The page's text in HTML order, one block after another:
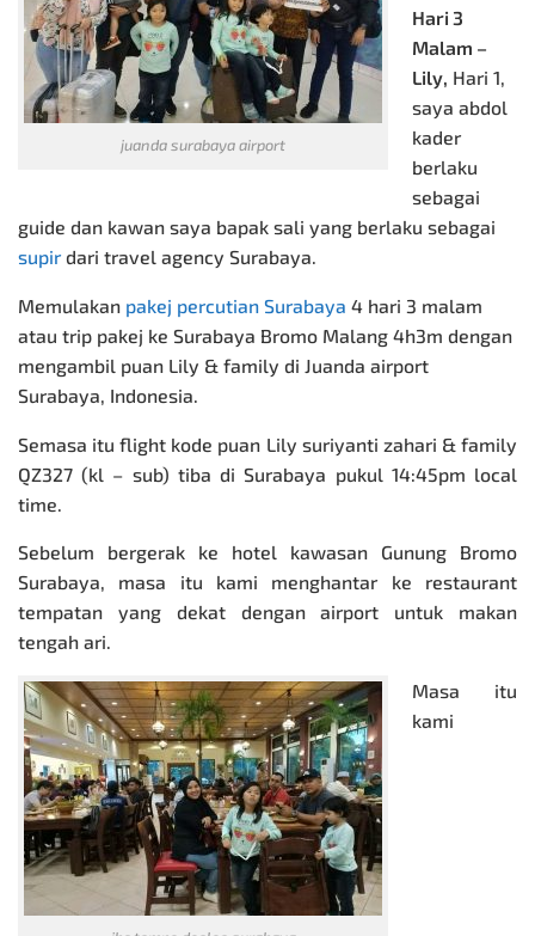
juanda surabaya airport
Hari 3
Malam –
Lily, Hari 1,
saya abdol
kader
berlaku
sebagai
guide dan kawan saya bapak sali yang berlaku sebagai
supirdari travel agency Surabaya.
Memulakan pakej percutian Surabaya 4 hari 3 malam
atau trip pakej ke Surabaya Bromo Malang 4h3m dengan
mengambil puan Lily & family di Juanda airport
Surabaya, Indonesia.
Semasa itu flight kode puan Lily suriyanti zahari & family
QZ327 (kl – sub) tiba di Surabaya pukul 14:45pm local
time.
Sebelum bergerak ke hotel kawasan Gunung Bromo
Surabaya, masa itu kami menghantar ke restaurant
tempatan yang dekat dengan airport untuk makan
tengah ari.
Masa itu
kami